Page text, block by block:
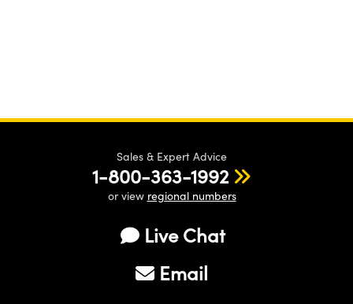
Sales & Expert Advice
1-800-363-1992
or view regional numbers
Live Chat
Email